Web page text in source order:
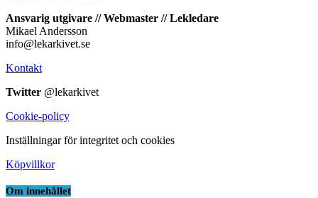
Ansvarig utgivare // Webmaster // Lekledare
Mikael Andersson
info@lekarkivet.se
Kontakt
Twitter @lekarkivet
Cookie-policy
Inställningar för integritet och cookies
Köpvillkor
Om innehållet